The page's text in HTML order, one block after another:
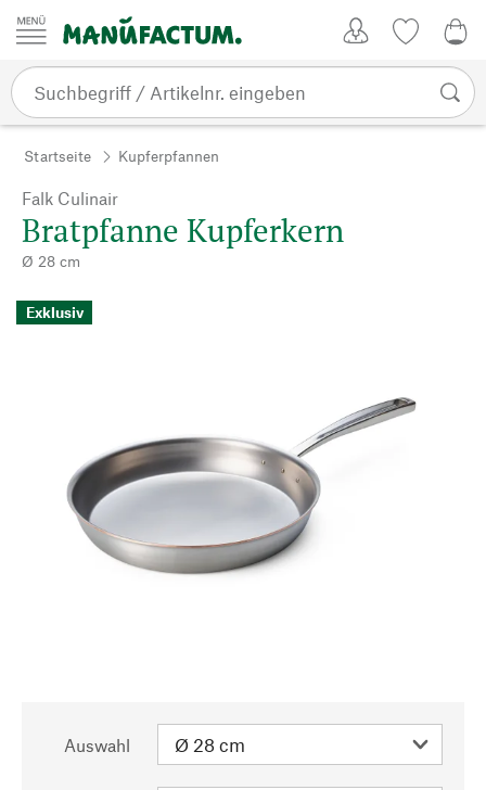
Zum Inhalt springen
Startseite Kupferpfannen
Falk Culinair
Bratpfanne Kupferkern
Ø 28 cm
Exklusiv
Auswahl